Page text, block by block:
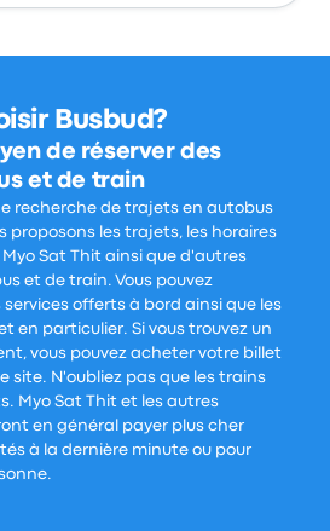
Busbud?
de réserver des
et de train
recherche de trajets en autobus
proposons les trajets, les horaires
Sat Thit ainsi que d'autres
et de train. Vous pouvez
services offerts à bord ainsi que les
en particulier. Si vous trouvez un
vous pouvez acheter votre billet
site. N'oubliez pas que les trains
Myo Sat Thit et les autres
en général payer plus cher
à la dernière minute ou pour